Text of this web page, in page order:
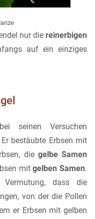
nur die reinerbigen
auf ein einziges
seinen Versuchen
bestäubte Erbsen mit
die gelbe Samen
mitgelben Samen.
dass die
von der die Pollen
er Erbsen mit gelben